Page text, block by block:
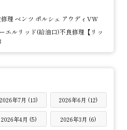
理 ベンツ ポルシェ アウディVW
エルリッド(給油口)不良修理【リッ
2026年7月 (13) 2026年6月 (12)
2026年4月 (5) 2026年3月 (6)